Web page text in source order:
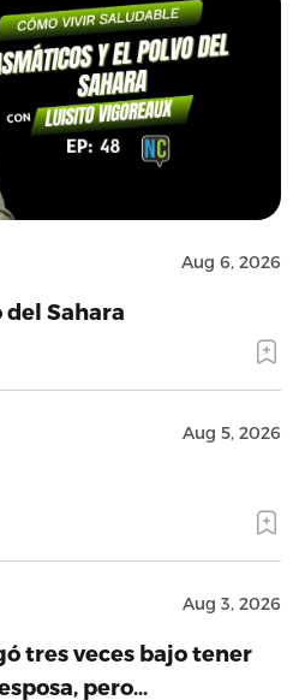
Aug 6, 2026
del Sahara
Aug 5, 2026
Aug 3, 2026
tres veces bajo tener
pero…